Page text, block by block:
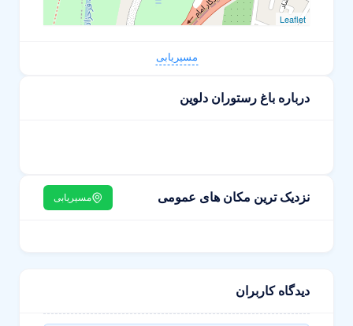
Leaflet
مسیریابی
درباره باغ رستوران دلوین
نزدیک ترین مکان های عمومی مسیریابی
دیدگاه کاربران